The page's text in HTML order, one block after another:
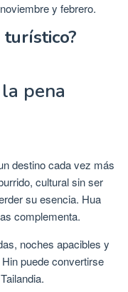
y febrero.
pena
destino cada vez más
cultural sin ser
su esencia. Hua
complementa.
noches apacibles y
puede convertirse